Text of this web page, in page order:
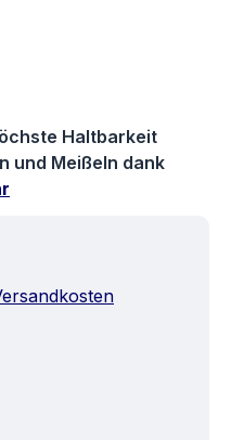
Haltbarkeit
und Meißeln dank